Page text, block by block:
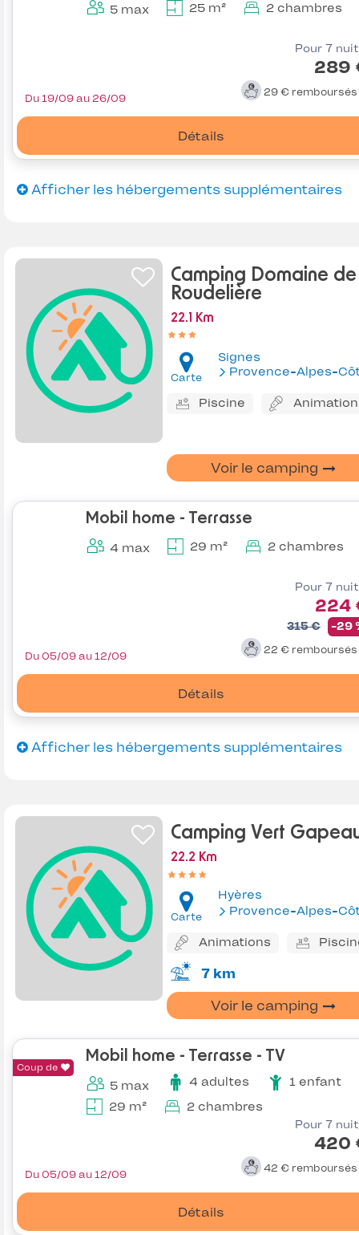
5 max 25 m² 2 chambres
Pour 7
289
29 € remboursés
Détails
Du 19/09 au 26/09
Afficher les hébergements supplémentaires
Camping Domaine
Roudelière
22.1 Km
Carte
Signes
Provence-Alpes-Côte
Piscine
Voir le camping
Mobil home - Terrasse
4 max 29 m² 2 chambres
Pour 7
224
315 € -29
22 € remboursés
Détails
Du 05/09 au 12/09
Afficher les hébergements supplémentaires
Camping Vert
22.2 Km
Carte
Hyères
Provence-Alpes-Côte
Animations
7 km
Voir le camping
Coup de
Mobil home - Terrasse - TV
5 max 4 adultes
1 enfant
29 m²
2 chambres
Pour 7
420
42 € remboursés
Détails
Du 05/09 au 12/09